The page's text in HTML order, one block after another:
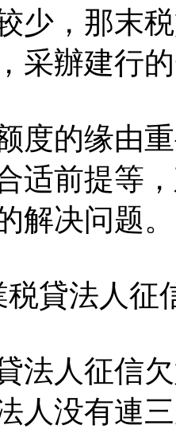
少，那末
采辦建行
度的缘由
适前提等
解决问题。
税貸法人征
法人征信
人没有連